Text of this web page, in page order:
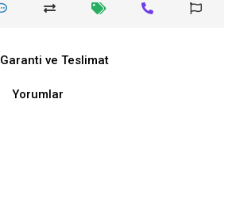
Garanti ve Teslimat
Yorumlar